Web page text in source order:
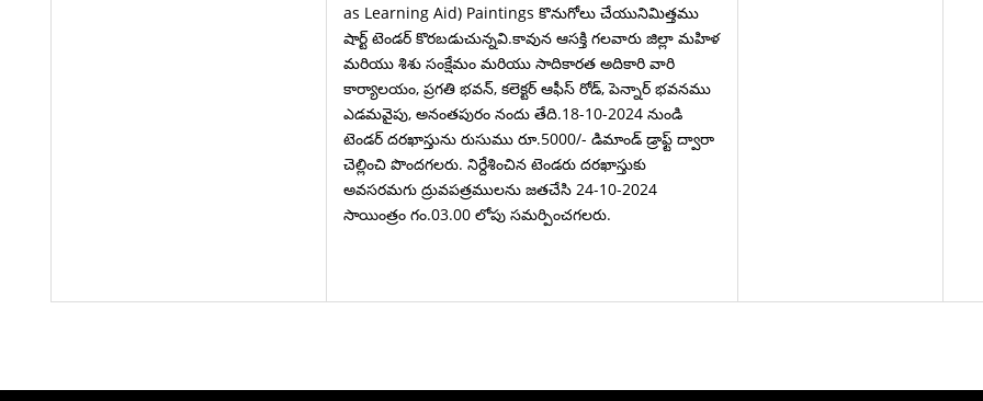
as Learning Aid) Paintings కొనుగోలు చేయునిమిత్తము
షార్ట్ టెండర్ కొరబడుచున్నవి.కావున ఆసక్తి గలవారు జిల్లా మహిళ
మరియు శిశు సంక్షేమం మరియు సాదికారత అదికారి వారి
కార్యాలయం, ప్రగతి భవన్, కలెక్టర్ ఆఫీస్ రోడ్, పెన్నార్ భవనము
ఎడమవైపు, అనంతపురం నందు తేది.18-10-2024 నుండి
టెండర్ దరఖాస్తును రుసుము రూ.5000/- డిమాండ్ డ్రాఫ్ట్ ద్వారా
చెల్లించి పొందగలరు. నిర్దేశించిన టెండరు దరఖాస్తుకు
అవసరమగు ద్రువపత్రములను జతచేసి 24-10-2024
సాయింత్రం గం.03.00 లోపు సమర్పించగలరు.